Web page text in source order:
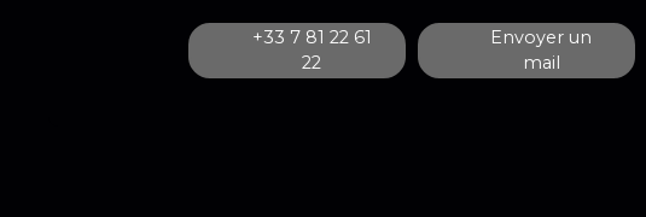
+33 7 81 22 61
22
Envoyer un
mail